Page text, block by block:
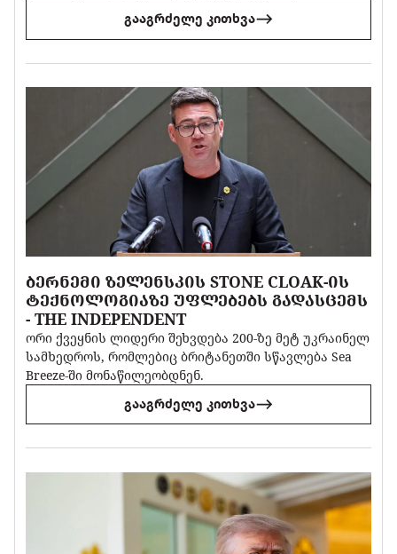
გააგრძელე კითხვა
ᲑᲔᲠᲜᲔᲛᲘ ᲖᲔᲚᲔᲜᲡᲙᲘᲡ STONE CLOAK-ᲘᲡ
ᲢᲔᲥᲜᲝᲚᲝᲒᲘᲐᲖᲔ ᲣᲤᲚᲔᲑᲔᲑᲡ ᲒᲐᲓᲐᲡᲪᲔᲛᲡ
- THE INDEPENDENT
ორი ქვეყნის ლიდერი შეხვდება 200-ზე მეტ უკრაინელ
სამხედროს, რომლებიც ბრიტანეთში სწავლება Sea
Breeze-ში მონაწილეობდნენ.
გააგრძელე კითხვა